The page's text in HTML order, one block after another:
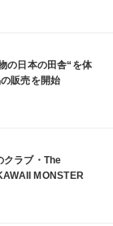
の日本の田舎“を体
販売を開始
クラブ・The
MONSTER